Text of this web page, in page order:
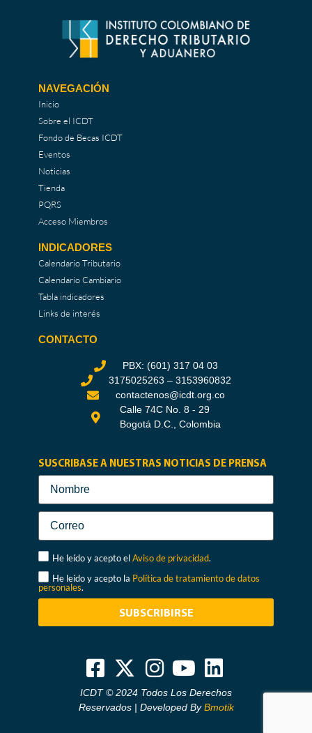
NAVEGACIÓN
Inicio
Sobre el ICDT
Fondo de Becas ICDT
Eventos
Noticias
Tienda
PQRS
Acceso Miembros
INDICADORES
Calendario Tributario
Calendario Cambiario
Tabla indicadores
Links de interés
CONTACTO
PBX: (601) 317 04 03
3175025263 – 3153960832
contactenos@icdt.org.co
Calle 74C No. 8 - 29
Bogotá D.C., Colombia
SUSCRIBASE A NUESTRAS NOTICIAS DE PRENSA
He leído y acepto elAviso de privacidad.
He leído y acepto la Política de tratamiento de datos
personales.
SUBSCRIBIRSE
ICDT © 2024 Todos Los Derechos
Reservados | Developed ByBmotik